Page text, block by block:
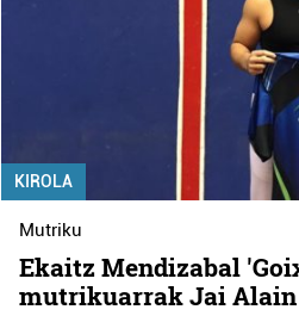
KIROLA
Mutriku
Ekaitz Mendizabal
mutrikuarrak Jai Alain